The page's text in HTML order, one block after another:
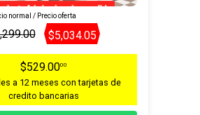
normal / Precio oferta
$5,034.05
$529.0000
a 12 meses con tarjetas de
credito bancarias